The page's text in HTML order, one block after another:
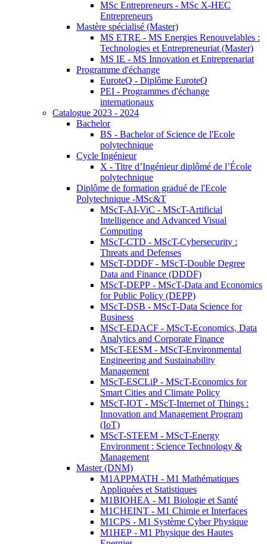
MSc Entrepreneurs - MSc X-HEC
Entrepreneurs
Mastère spécialisé (Master)
MS ETRE - MS Energies Renouvelables :
Technologies et Entrepreneuriat (Master)
MS IE - MS Innovation et Entreprenariat
Programme d'échange
EuroteQ - Diplôme EuroteQ
PEI - Programmes d'échange
internationaux
Catalogue 2023 - 2024
Bachelor
BS - Bachelor of Science de l'Ecole
polytechnique
Cycle Ingénieur
X - Titre d’Ingénieur diplômé de l’École
polytechnique
Diplôme de formation gradué de l'Ecole
Polytechnique -MSc&T
MScT-AI-ViC - MScT-Artificial
Intelligence and Advanced Visual
Computing
MScT-CTD - MScT-Cybersecurity :
Threats and Defenses
MScT-DDDF - MScT-Double Degree
Data and Finance (DDDF)
MScT-DEPP - MScT-Data and Economics
for Public Policy (DEPP)
MScT-DSB - MScT-Data Science for
Business
MScT-EDACF - MScT-Economics, Data
Analytics and Corporate Finance
MScT-EESM - MScT-Environmental
Engineering and Sustainability
Management
MScT-ESCLiP - MScT-Economics for
Smart Cities and Climate Policy
MScT-IOT - MScT-Internet of Things :
Innovation and Management Program
(IoT)
MScT-STEEM - MScT-Energy
Environment : Science Technology &
Management
Master (DNM)
M1APPMATH - M1 Mathématiques
Appliquées et Statistiques
M1BIOHEA - M1 Biologie et Santé
M1CHEINT - M1 Chimie et Interfaces
M1CPS - M1 Système Cyber Physique
M1HEP - M1 Physique des Hautes